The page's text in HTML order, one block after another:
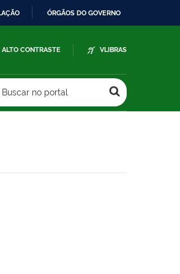
ÓRGÃOS DO GOVERNO
ALTO CONTRASTE VLIBRAS
Buscar no portal